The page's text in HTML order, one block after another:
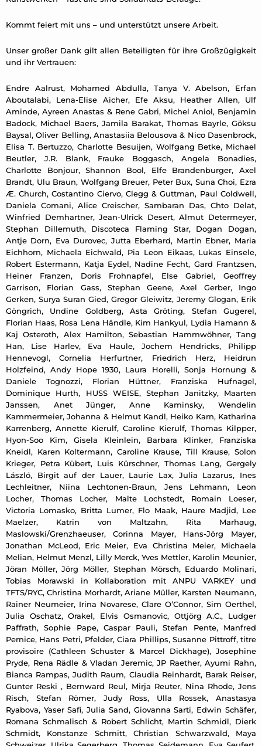
Kommt feiert mit uns – und unterstützt unsere Arbeit.
Unser großer Dank gilt allen Beteiligten für ihre Großzügigkeit
und ihr Vertrauen:
Endre Aalrust, Mohamed Abdulla, Tanya V. Abelson, Erfan
Aboutalabi, Lena-Elise Aicher, Efe Aksu, Heather Allen, Ulf
Aminde, Ayreen Anastas & Rene Gabri, Michel Aniol, Benjamin
Badock, Michael Baers, Jamila Barakat, Thomas Bayrle, Göksu
Baysal, Oliver Belling, Anastasiia Belousova & Nico Dasenbrock,
Elisa T. Bertuzzo, Charlotte Besuijen, Wolfgang Betke, Michael
Beutler, J.R. Blank, Frauke Boggasch, Angela Bonadies,
Charlotte Bonjour, Shannon Bool, Elfe Brandenburger, Axel
Brandt, Ulu Braun, Wolfgang Breuer, Peter Bux, Suna Choi, Ezra
Æ. Church, Costantino Ciervo, Clegg & Guttman, Paul Coldwell,
Daniela Comani, Alice Creischer, Sambaran Das, Chto Delat,
Winfried Demhartner, Jean-Ulrick Desert, Almut Determeyer,
Stephan Dillemuth, Discoteca Flaming Star, Dogan Dogan,
Antje Dorn, Eva Durovec, Jutta Eberhard, Martin Ebner, Maria
Eichhorn, Michaela Eichwald, Pia Leon Eikaas, Lukas Einsele,
Robert Estermann, Katja Eydel, Nadine Fecht, Gard Frantzsen,
Heiner Franzen, Doris Frohnapfel, Else Gabriel, Geoffrey
Garrison, Florian Gass, Stephan Geene, Axel Gerber, Ingo
Gerken, Surya Suran Gied, Gregor Gleiwitz, Jeremy Glogan, Erik
Göngrich, Undine Goldberg, Asta Gröting, Stefan Gugerel,
Florian Haas, Rosa Lena Händle, Kim Hankyul, Lydia Hamann &
Kaj Osteroth, Alex Hamilton, Sebastian Hammwöhner, Tang
Han, Lise Harlev, Eva Haule, Jochem Hendricks, Philipp
Hennevogl, Cornelia Herfurtner, Friedrich Herz, Heidrun
Holzfeind, Andy Hope 1930, Laura Horelli, Sonja Hornung &
Daniele Tognozzi, Florian Hüttner, Franziska Hufnagel,
Dominique Hurth, HUSS WEISE, Stephan Janitzky, Maarten
Janssen, Anet Jünger, Anne Kaminsky, Wendelin
Kammermeier, Johanna & Helmut Kandl, Heiko Karn, Katharina
Karrenberg, Annette Kierulf, Caroline Kierulf, Thomas Kilpper,
Hyon-Soo Kim, Gisela Kleinlein, Barbara Klinker, Franziska
Kneidl, Karen Koltermann, Caroline Krause, Till Krause, Solon
Krieger, Petra Kübert, Luis Kürschner, Thomas Lang, Gergely
László, Birgit auf der Lauer, Laurie Lax, Julia Lazarus, Ines
Lechleitner, Niina Lechtonen-Braun, Jens Lehmann, Leon
Locher, Thomas Locher, Malte Lochstedt, Romain Loeser,
Victoria Lomasko, Britta Lumer, Flo Maak, Haure Madjid, Lee
Maelzer, Katrin von Maltzahn, Rita Marhaug,
Maslowski/Grenzhaeuser, Corinna Mayer, Hans-Jörg Mayer,
Jonathan McLeod, Eric Meier, Eva Christina Meier, Michaela
Melian, Helmut Menzl, Lilly Merck, Yves Mettler, Karolin Meunier,
Jöran Möller, Jörg Möller, Stephan Mörsch, Eduardo Molinari,
Tobias Morawski in Kollaboration mit ANPU VARKEY und
TFTS/RYC, Christina Morhardt, Ariane Müller, Karsten Neumann,
Rainer Neumeier, Irina Novarese, Clare O’Connor, Sim Oerthel,
Julia Oschatz, Orakel, Elvis Osmanovic, Ottjörg A.C., Ludger
Paffrath, Sophie Pape, Caspar Pauli, Stefan Pente, Manfred
Pernice, Hans Petri, Pfelder, Ciara Phillips, Susanne Pittroff, titre
provisoire (Cathleen Schuster & Marcel Dickhage), Josephine
Pryde, Rena Rädle & Vladan Jeremic, JP Raether, Ayumi Rahn,
Bianca Rampas, Judith Raum, Claudia Reinhardt, Barak Reiser,
Gunter Reski , Bernward Reul, Mirja Reuter, Nina Rhode, Jens
Risch, Stefan Römer, Judy Ross, Ulla Rossek, Anastasya
Ryabova, Yaser Safi, Julia Sand, Giovanna Sarti, Edwin Schäfer,
Romana Schmalisch & Robert Schlicht, Martin Schmidl, Dierk
Schmidt, Konstanze Schmitt, Christian Schwarzwald, Maya